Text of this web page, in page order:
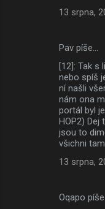
13 srpna,
Pav píše…
[12]: Tak s
nebo spíš
ní našli
nám ona
portál byl
HOP2) Dej
jsou to
všichni
13 srpna,
Oqapo píše…